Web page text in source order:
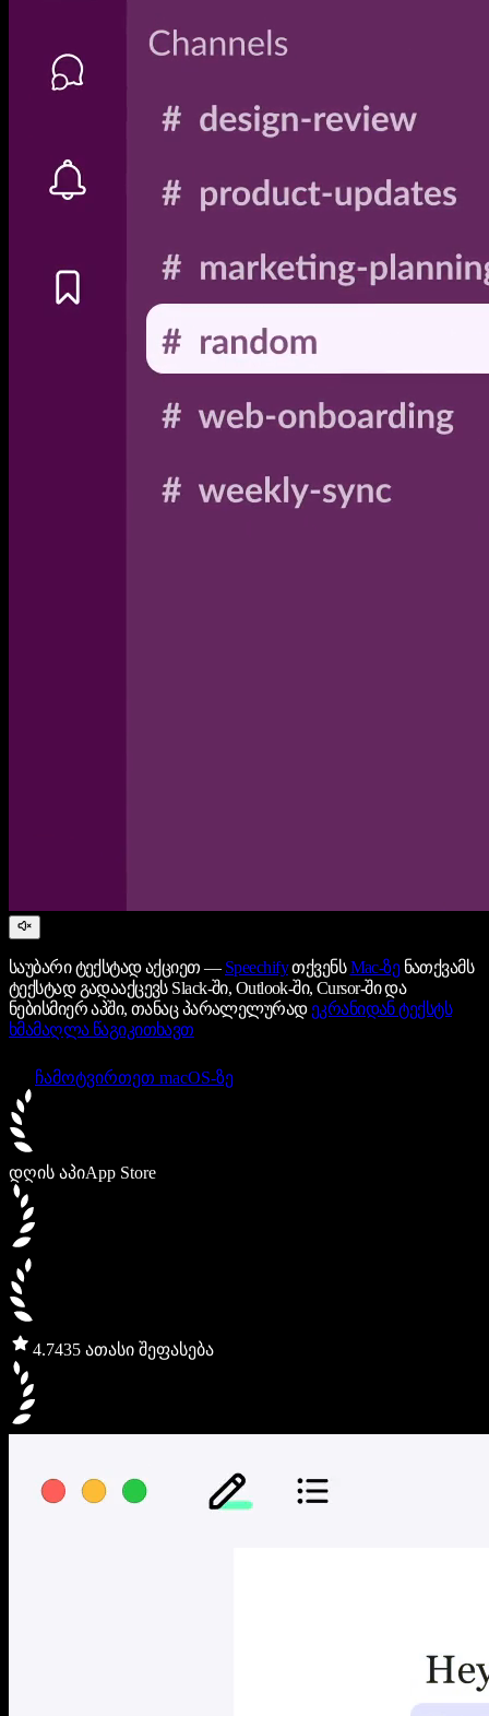
საუბარი ტექსტად აქციეთ — SpeechifyთქვენსMac-ზენათქვამს
ტექსტად გადააქცევს Slack-ში, Outlook-ში, Cursor-ში და
ნებისმიერ აპში, თანაც პარალელურად ეკრანიდან ტექსტს
ხმამაღლა წაგიკითხავთ
ჩამოტვირთეთ macOS-ზე
დღის აპიApp Store
4.7435 ათასი შეფასება